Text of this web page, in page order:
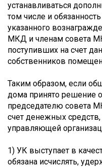
устанавливаться
том числе и
указанного
МКД и членам совета
поступивших на счет
собственников
Таким образом, если
дома принято решение
председателю совета
счет денежных
управляющей
1) УК выступает в
обязана исчислять,